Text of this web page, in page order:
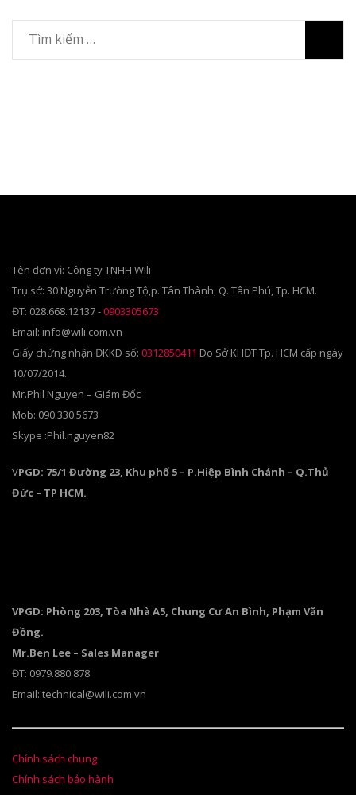
Tìm
kiếm
Tên đơn vị: Công ty TNHH Wili
Trụ sở: 30 Nguyễn Trường Tộ,p. Tân Thành, Q. Tân Phú, Tp. HCM.
ĐT: 028.668.12137 -0903305673
Email: info@wili.com.vn
Giấy chứng nhận ĐKKD số: 0312850411 Do Sở KHĐT Tp. HCM cấp ngày
10/07/2014.
Mr.Phil Nguyen – Giám Đốc
Mob: 090.330.5673
Skype :Phil.nguyen82
VPGD: 75/1 Đường 23, Khu phố 5 – P.Hiệp Bình Chánh – Q.Thủ
Đức – TP HCM.
VPGD: Phòng 203, Tòa Nhà A5, Chung Cư An Bình, Phạm Văn
Đồng.
Mr.Ben Lee – Sales Manager
ĐT: 0979.880.878
Email: technical@wili.com.vn
Chính sách chung
Chính sách bảo hành